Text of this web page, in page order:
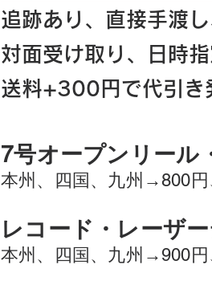
追跡あり、直接手渡
対面受け取り、日時
送料+300円で代引き
7号オープンリー
本州、四国、九州→800
レコード・レーザ
本州、四国、九州→900